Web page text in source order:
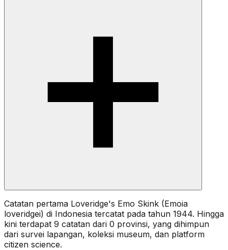
Catatan pertama Loveridge's Emo Skink (Emoia
loveridgei) di Indonesia tercatat pada tahun 1944. Hingga
kini terdapat 9 catatan dari 0 provinsi, yang dihimpun
dari survei lapangan, koleksi museum, dan platform
citizen science.